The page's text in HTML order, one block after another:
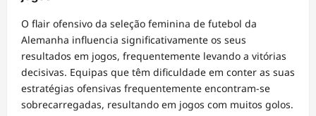
O flair ofensivo da seleção feminina de futebol da
Alemanha influencia significativamente os seus
resultados em jogos, frequentemente levando a vitórias
decisivas. Equipas que têm dificuldade em conter as suas
estratégias ofensivas frequentemente encontram-se
sobrecarregadas, resultando em jogos com muitos golos.